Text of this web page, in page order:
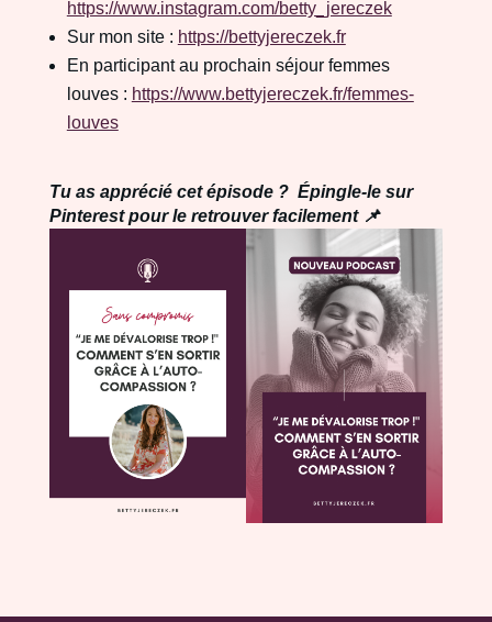
https://www.instagram.com/betty_jereczek
Sur mon site : https://bettyjereczek.fr
En participant au prochain séjour femmes
louves : https://www.bettyjereczek.fr/femmes-
louves
Tu as apprécié cet épisode ? Épingle-le sur
Pinterest pour le retrouver facilement 📌